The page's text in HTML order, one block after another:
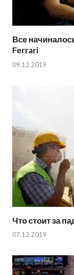
Все
Ferrari
09.12.2019
Что стоит за
07.12.2019